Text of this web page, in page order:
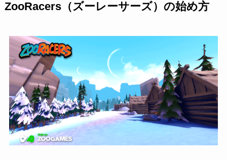
ZooRacers（ズーレーサーズ）の始め方